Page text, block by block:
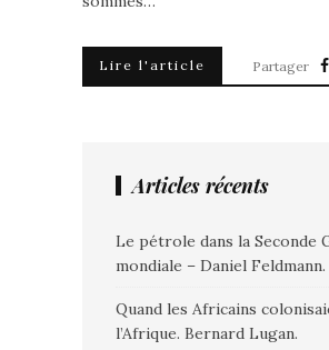
Lire l'article Partager
Articles récents
Le pétrole dans la Seconde
mondiale – Daniel Feldmann.
Quand les Africains
l’Afrique. Bernard Lugan.